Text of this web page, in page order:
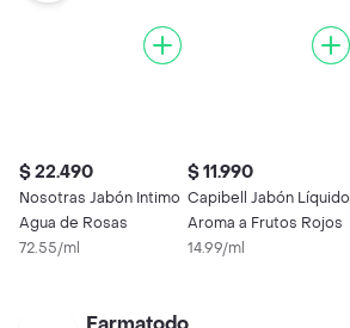
$ 22.490
Nosotras Jabón Intimo
Agua de Rosas
72.55/ml
$ 11.990
Capibell Jabón Líquido
Aroma a Frutos Rojos
14.99/ml